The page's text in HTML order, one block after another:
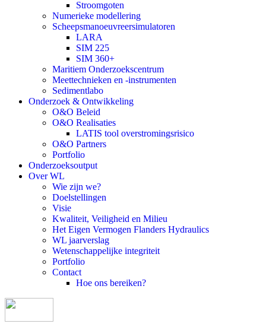
Stroomgoten
Numerieke modellering
Scheepsmanoeuvreersimulatoren
LARA
SIM 225
SIM 360+
Maritiem Onderzoekscentrum
Meettechnieken en -instrumenten
Sedimentlabo
Onderzoek & Ontwikkeling
O&O Beleid
O&O Realisaties
LATIS tool overstromingsrisico
O&O Partners
Portfolio
Onderzoeksoutput
Over WL
Wie zijn we?
Doelstellingen
Visie
Kwaliteit, Veiligheid en Milieu
Het Eigen Vermogen Flanders Hydraulics
WL jaarverslag
Wetenschappelijke integriteit
Portfolio
Contact
Hoe ons bereiken?